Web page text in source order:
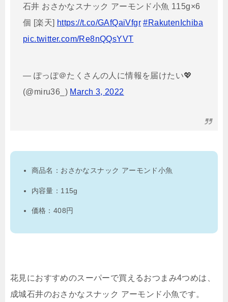
石井 おさかなスナック アーモンド小魚 115g×6
個 [楽天] https://t.co/GAfQaiVfgr #RakutenIchiba
pic.twitter.com/Re8nQQsYVT
— ぽっぽ＠たくさんの人に情報を届けたい💖
(@miru36_) March 3, 2022
商品名：おさかなスナック アーモンド小魚
内容量：115g
価格：408円
花見におすすめのスーパーで買えるおつまみ4つめは、
成城石井のおさかなスナック アーモンド小魚です。